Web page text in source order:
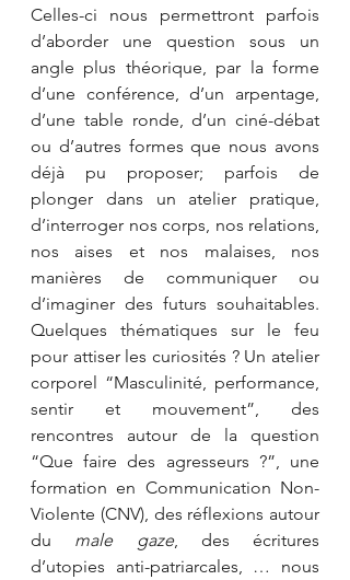
Celles-ci nous permettront parfois
d’aborder une question sous un
angle plus théorique, par la forme
d’une conférence, d’un arpentage,
d’une table ronde, d’un ciné-débat
ou d’autres formes que nous avons
déjà pu proposer; parfois de
plonger dans un atelier pratique,
d’interroger nos corps, nos relations,
nos aises et nos malaises, nos
manières de communiquer ou
d’imaginer des futurs souhaitables.
Quelques thématiques sur le feu
pour attiser les curiosités ? Un atelier
corporel “Masculinité, performance,
sentir et mouvement”, des
rencontres autour de la question
“Que faire des agresseurs ?”, une
formation en Communication Non-
Violente (CNV), des réflexions autour
du male gaze, des écritures
d’utopies anti-patriarcales, … nous